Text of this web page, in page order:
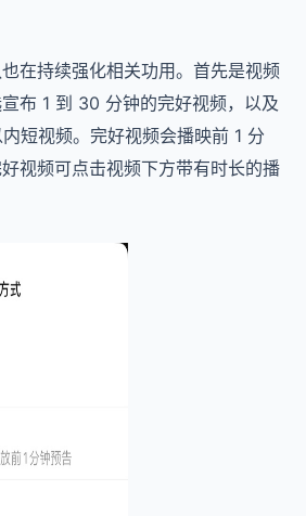
在持续强化相关功用。首先是视频
布 1 到 30 分钟的完好视频，以及
短视频。完好视频会播映前 1 分
视频可点击视频下方带有时长的播